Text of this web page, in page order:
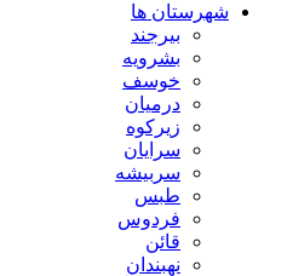
شهرستان ها
بیرجند
بشرویه
خوسف
درمیان
زیرکوه
سرایان
سربیشه
طبس
فردوس
قائن
نهبندان